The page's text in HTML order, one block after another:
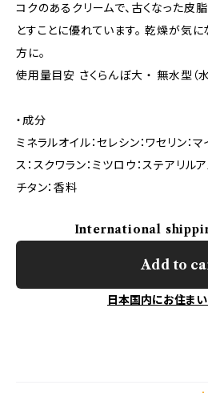
コクのあるクリームで、古くなった皮
とすことに優れています。 乾燥が気に
方に。
使用量目安 さくらんぼ大 ・ 無水型（
・成分
ミネラルオイル：セレシン：ワセリン：
ス：スクワラン：ミツロウ：ステアリル
チタン：香料
International
Add to
日本国内にお住ま